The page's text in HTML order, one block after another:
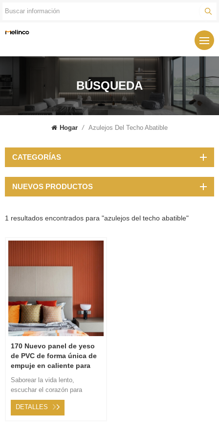
BÚSQUEDA
Hogar / Azulejos Del Techo Abatible
1 resultados encontrados para "azulejos del techo abatible"
170 Nuevo panel de yeso
de PVC de forma única de
empuje en caliente para
sensación diferente
Saborear la vida lento,
escuchar el corazón para
escribir poesía. Con una escala
más amplia, muestre las
DETALLES
CATEGORÍAS
NUEVOS PRODUCTOS